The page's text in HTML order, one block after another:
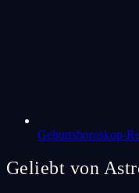
Geburtshoroskop-
Geliebt von